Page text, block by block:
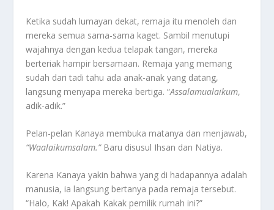
Ketika sudah lumayan dekat, remaja itu menoleh dan
mereka semua sama-sama kaget. Sambil menutupi
wajahnya dengan kedua telapak tangan, mereka
berteriak hampir bersamaan. Remaja yang memang
sudah dari tadi tahu ada anak-anak yang datang,
langsung menyapa mereka bertiga. “Assalamualaikum,
adik-adik.”
Pelan-pelan Kanaya membuka matanya dan menjawab,
“Waalaikumsalam.” Baru disusul Ihsan dan Natiya.
Karena Kanaya yakin bahwa yang di hadapannya adalah
manusia, ia langsung bertanya pada remaja tersebut.
“Halo, Kak! Apakah Kakak pemilik rumah ini?”